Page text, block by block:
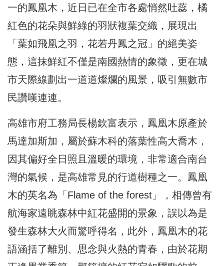
一的鳳凰木，近日已在全市各處悄然吐蕊，橘
紅色的花朵與鮮綠的羽狀複葉交織，展現出
「葉如飛凰之羽，花若丹鳳之冠」的絕美姿
態，這抹鮮紅不僅是南國熱情的象徵，更在城
市天際線劃出一道道燦爛的風景，吸引無數市
民讚嘆連連。
高雄市府工務局長楊欽富表示，鳳凰木原產於
馬達加斯加，屬於蘇木科的落葉性高大喬木，
因其偏好全日照且溫暖的環境，非常適合南台
灣的氣候，是高雄常見的行道樹種之一。鳳凰
木的英名為「Flame of the forest」，相傳曾有
航海家遠眺森林中紅花盛開的景象，誤以為是
發生森林大火而驚呼得名，此外，鳳凰木的花
語涵括了離別、思念與火熱的青春，由於花期